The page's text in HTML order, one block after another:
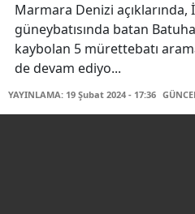
Marmara Denizi açıklarında,
güneybatısında batan
kaybolan 5 mürettebatı
de devam ediyo...
YAYINLAMA: 19 Şubat 2024 - 17:36